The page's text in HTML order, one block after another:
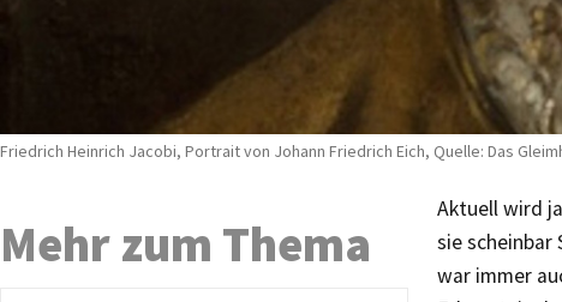
Friedrich Heinrich Jacobi, Portrait von Johann Friedrich Eich, Quelle: Das
Aktuell wird
sie scheinbar
war immer
Mehr zum Thema